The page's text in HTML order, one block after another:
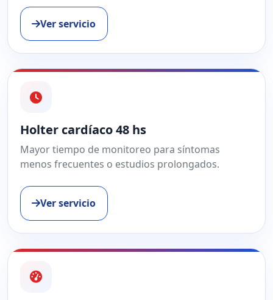
Ver servicio
Holter cardíaco 48 hs
Mayor tiempo de monitoreo para síntomas
menos frecuentes o estudios prolongados.
Ver servicio